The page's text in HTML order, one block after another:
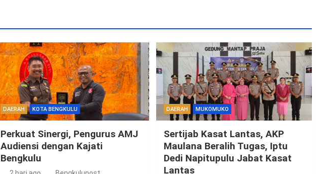
DAERAH KOTA BENGKULU
Perkuat Sinergi, Pengurus AMJ
Audiensi dengan Kajati
Bengkulu
DAERAH MUKOMUKO
Sertijab Kasat Lantas, AKP
Maulana Beralih Tugas, Iptu
Dedi Napitupulu Jabat Kasat
Lantas